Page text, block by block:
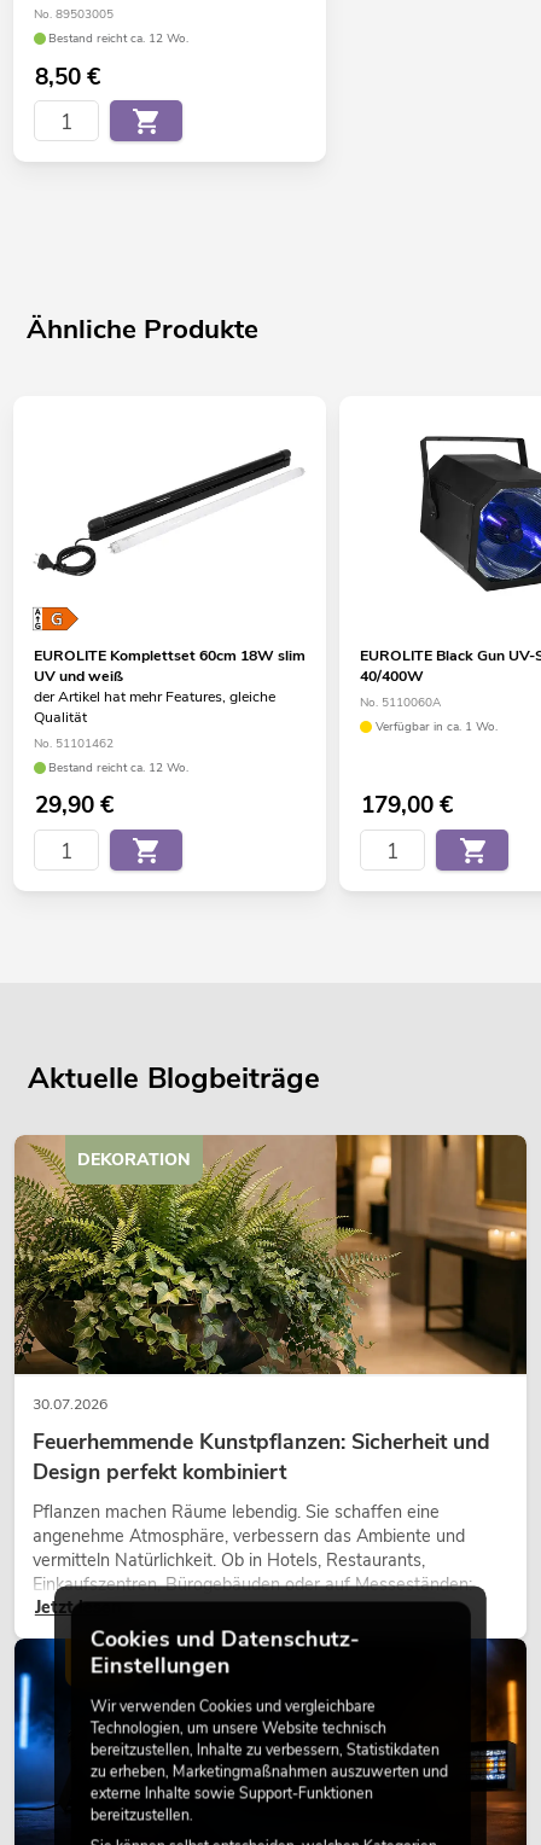
No. 89503005
Bestand reicht ca. 12 Wo.
8,50€
Ähnliche Produkte
EUROLITE Komplettset 60cm 18W slim
UV und weiß
der Artikel hat mehr Features, gleiche
Qualität
No. 51101462
Bestand reicht ca. 12 Wo.
29,90€
EUROLITE Black Gun
40/400W
No. 5110060A
Verfügbar in ca. 1 Wo.
179,00€
Aktuelle Blogbeiträge
30.07.2026
Feuerhemmende Kunstpflanzen: Sicherheit und
Design perfekt kombiniert
Pflanzen machen Räume lebendig. Sie schaffen eine
angenehme Atmosphäre, verbessern das Ambiente und
vermitteln Natürlichkeit. Ob in Hotels, Restaurants,
Einkaufszentren, Bürogebäuden oder auf Messeständen:
eine hochwertige Begrünung gehört heute längst zum
modernen Raumkonzept.
Jetzt lesen
DEKORATION
LICHT
Cookies und Datenschutz-
Einstellungen
Wir verwenden Cookies und vergleichbare
Technologien, um unsere Website technisch
bereitzustellen, Inhalte zu verbessern, Statistikdaten
zu erheben, Marketingmaßnahmen auszuwerten und
externe Inhalte sowie Support-Funktionen
bereitzustellen.